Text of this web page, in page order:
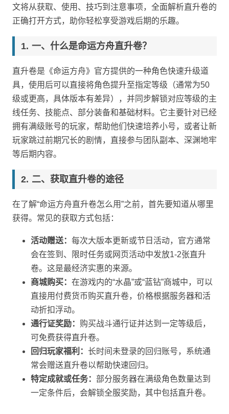
文将从获取、使用、技巧到注意事项，全面解析直升卷的
正确打开方式，助你轻松享受游戏后期的乐趣。
一、什么是命运方舟直升卷？
直升卷是《命运方舟》官方提供的一种角色快速升级道
具，使用后可以直接将角色提升至指定等级（通常为50
级或更高，具体版本有差异），并同步解锁对应等级的主
线任务、技能点、部分装备和基础材料。它主要针对已经
拥有满级账号的玩家，帮助他们快速培养小号，或者让新
玩家跳过前期冗长的剧情，直接参与团队副本、深渊地牢
等后期内容。
二、获取直升卷的途径
在了解“命运方舟直升卷怎么用”之前，首先要知道从哪里
获得。常见的获取方式包括：
活动赠送： 每次大版本更新或节日活动，官方通常
会在签到、限时任务或网页活动中发放1-2张直升
卷。这是最经济实惠的来源。
商城购买： 在游戏内的“水晶”或“蓝钻”商城中，可以
直接用付费货币购买直升卷，价格根据服务器和活
动折扣浮动。
通行证奖励： 购买战斗通行证并达到一定等级后，
可免费获得直升卷。
回归玩家福利： 长时间未登录的回归账号，系统通
常会赠送直升卷以帮助快速回归。
特定成就或任务： 部分服务器在满级角色数量达到
一定条件后，会解锁全服奖励，其中包括直升卷。